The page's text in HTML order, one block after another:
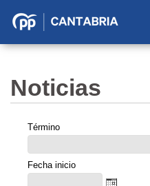
Partido
Cantabria
Noticias
Término
Fecha inicio